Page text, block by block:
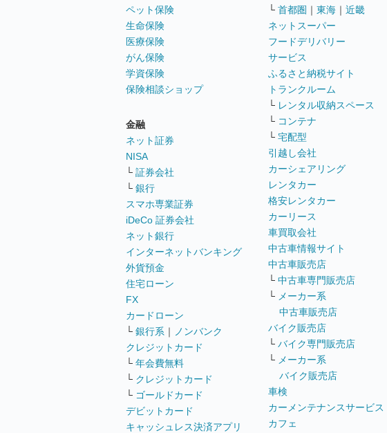
ペット保険
生命保険
医療保険
がん保険
学資保険
保険相談ショップ
金融
ネット証券
NISA
└ 証券会社
└ 銀行
スマホ専業証券
iDeCo 証券会社
ネット銀行
インターネットバンキング
外貨預金
住宅ローン
FX
カードローン
└ 銀行系 ｜
ノンバンク
クレジットカード
└ 年会費無料
└ クレジットカード
└ ゴールドカード
デビットカード
キャッシュレス決済アプリ
└ 首都圏 ｜ 東海 ｜ 近畿
ネットスーパー
フードデリバリー
サービス
ふるさと納税サイト
トランクルーム
└ レンタル収納スペース
└ コンテナ
└ 宅配型
引越し会社
カーシェアリング
レンタカー
格安レンタカー
カーリース
車買取会社
中古車情報サイト
中古車販売店
└ 中古車専門販売店
└ メーカー系
中古車販売店
バイク販売店
└ バイク専門販売店
└ メーカー系
バイク販売店
車検
カーメンテナンスサービス
カフェ